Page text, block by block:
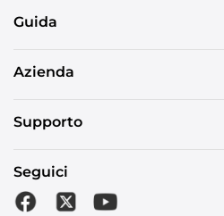
Guida
Azienda
Supporto
Seguici